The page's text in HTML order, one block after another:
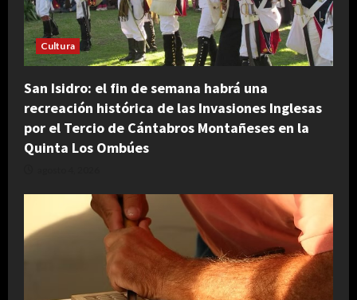
Cultura
San Isidro: el fin de semana habrá una
recreación histórica de las Invasiones Inglesas
por el Tercio de Cántabros Montañeses en la
Quinta Los Ombúes